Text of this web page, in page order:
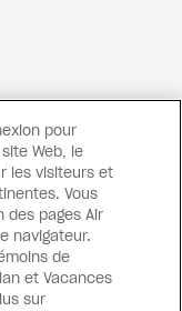
Pinterest
pour
Web, le
les visiteurs et
Vous
des pages Air
navigateur.
de
et Vacances
sur